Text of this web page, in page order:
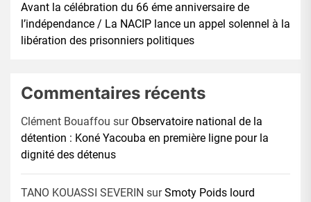
Avant la célébration du 66 éme anniversaire de
l’indépendance / La NACIP lance un appel solennel à la
libération des prisonniers politiques
Commentaires récents
Clément Bouaffou sur Observatoire national de la
détention : Koné Yacouba en première ligne pour la
dignité des détenus
TANO KOUASSI SEVERIN surSmoty Poids lourd